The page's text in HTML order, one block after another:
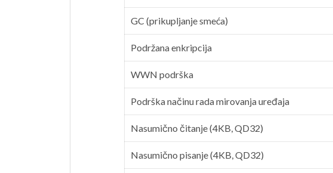
GC (prikupljanje smeća)
Podržana enkripcija
WWN podrška
Podrška načinu rada mirovanja uređaja
Nasumično čitanje (4KB, QD32)
Nasumično pisanje (4KB, QD32)